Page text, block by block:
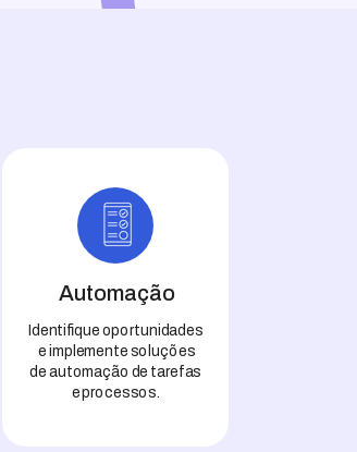
Automação
Identifique oportunidades
e implemente soluções
de automação de tarefas
e processos.